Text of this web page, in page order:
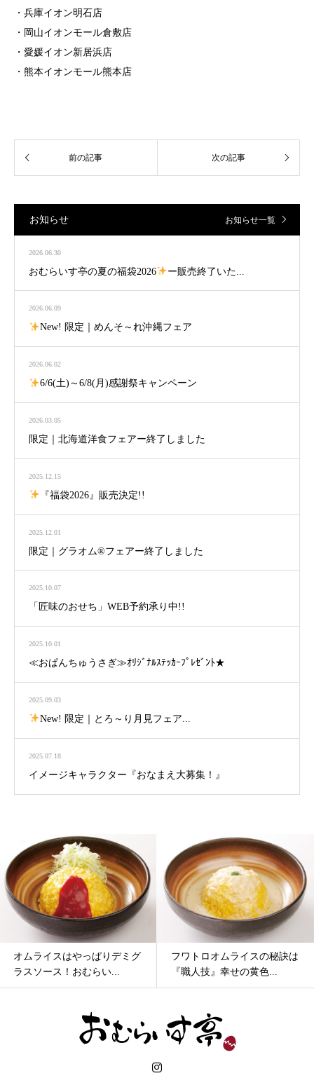
・兵庫イオン明石店
・岡山イオンモール倉敷店
・愛媛イオン新居浜店
・熊本イオンモール熊本店
お知らせ お知らせ一覧
2026.06.30
おむらいす亭の夏の福袋2026 ー販売終了いた...
2026.06.09
New! 限定｜めんそ～れ沖縄フェア
2026.06.02
6/6(土)～6/8(月)感謝祭キャンペーン
2026.03.05
限定｜北海道洋食フェアー終了しました
2025.12.15
『福袋2026』販売決定!!
2025.12.01
限定｜グラオム®フェアー終了しました
2025.10.07
「匠味のおせち」WEB予約承り中!!
2025.10.01
≪おぱんちゅうさぎ≫ｵﾘｼﾞﾅﾙｽﾃｯｶｰﾌﾟﾚｾﾞﾝﾄ★
2025.09.03
New! 限定｜とろ～り月見フェア...
2025.07.18
イメージキャラクター『おなまえ大募集！』
オムライスはやっぱりデミグ
ラスソース！おむらい...
フワトロオムライスの秘訣は
『職人技』幸せの黄色...